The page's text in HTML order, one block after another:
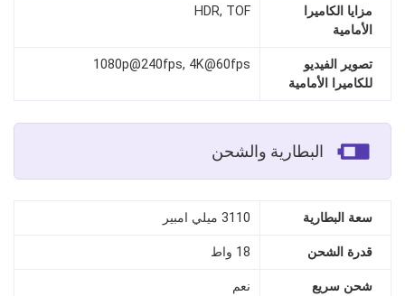
مزايا الكاميرا
الأمامية
HDR, TOF
تصوير الفيديو
للكاميرا الأمامية
1080p@240fps, 4K@60fps
البطارية والشحن
سعة البطارية 3110 ميلي امبير
قدرة الشحن 18 واط
شحن سريع نعم